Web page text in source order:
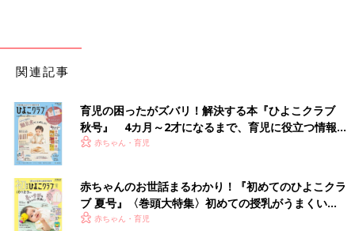
関連記事
育児の困ったがズバリ！解決する本『ひよこクラブ
秋号』 4カ月～2才になるまで、育児に役立つ情報が
いっぱい！
赤ちゃん・育児
赤ちゃんのお世話まるわかり！『初めてのひよこクラ
ブ 夏号』〈巻頭大特集〉初めての授乳がうまくい
く！ おっぱい・ミルクの基本と夏のトラブル 解決テ
赤ちゃん・育児